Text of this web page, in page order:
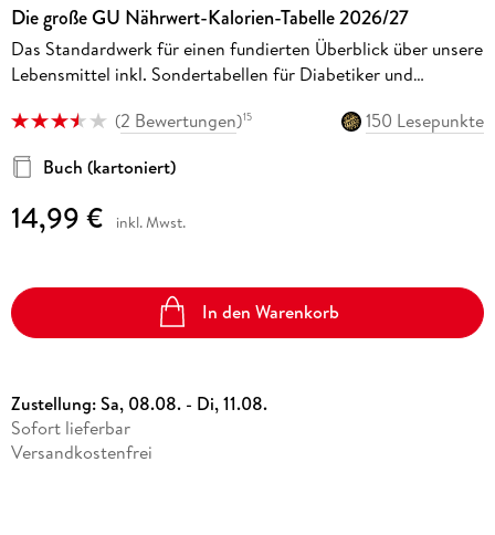
Die große GU Nährwert-Kalorien-Tabelle 2026/27
Das Standardwerk für einen fundierten Überblick über unsere
Lebensmittel inkl. Sondertabellen für Diabetiker und
(2 Bewertungen)15
150 Lesepunkte
Buch (kartoniert)
14,99 € inkl. Mwst.
In den Warenkorb
Zustellung:Sa, 08.08. - Di, 11.08.
Sofort lieferbar
Versandkostenfrei